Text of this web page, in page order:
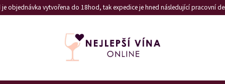
objednávka vytvořena do 18hod, tak expedice je hned následující pracovní